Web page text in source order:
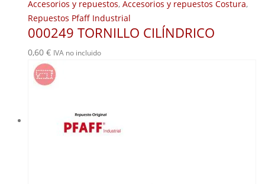
Accesorios y repuestos, Accesorios y repuestos Costura,
Repuestos Pfaff Industrial
000249 TORNILLO CILÍNDRICO
0,60 € IVA no incluido